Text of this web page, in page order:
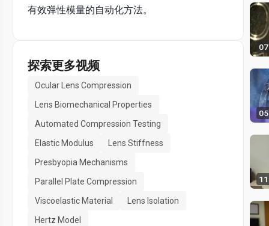
有效弹性模量的自动化方法。
探索更多视频
Ocular Lens Compression
Lens Biomechanical Properties
Automated Compression Testing
Elastic Modulus
Lens Stiffness
Presbyopia Mechanisms
Parallel Plate Compression
Viscoelastic Material
Lens Isolation
Hertz Model